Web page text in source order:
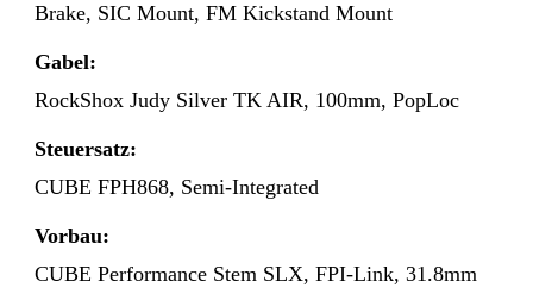
Brake, SIC Mount, FM Kickstand Mount
Gabel:
RockShox Judy Silver TK AIR, 100mm, PopLoc
Steuersatz:
CUBE FPH868, Semi-Integrated
Vorbau:
CUBE Performance Stem SLX, FPI-Link, 31.8mm